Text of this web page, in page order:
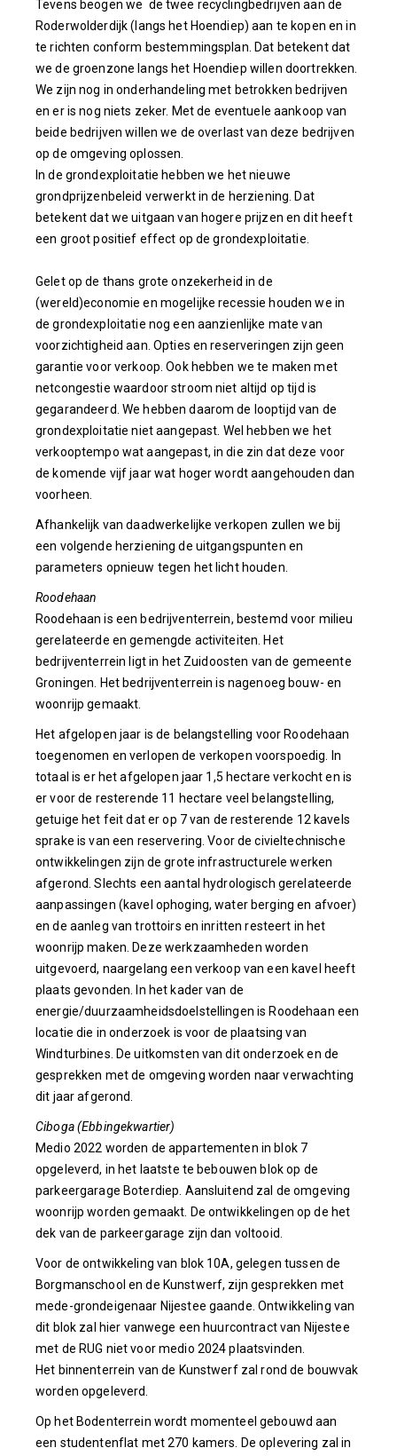
Tevens beogen we de twee recyclingbedrijven aan de
Roderwolderdijk (langs het Hoendiep) aan te kopen en in
te richten conform bestemmingsplan. Dat betekent dat
we de groenzone langs het Hoendiep willen doortrekken.
We zijn nog in onderhandeling met betrokken bedrijven
en er is nog niets zeker. Met de eventuele aankoop van
beide bedrijven willen we de overlast van deze bedrijven
op de omgeving oplossen.
In de grondexploitatie hebben we het nieuwe
grondprijzenbeleid verwerkt in de herziening. Dat
betekent dat we uitgaan van hogere prijzen en dit heeft
een groot positief effect op de grondexploitatie.
Gelet op de thans grote onzekerheid in de
(wereld)economie en mogelijke recessie houden we in
de grondexploitatie nog een aanzienlijke mate van
voorzichtigheid aan. Opties en reserveringen zijn geen
garantie voor verkoop. Ook hebben we te maken met
netcongestie waardoor stroom niet altijd op tijd is
gegarandeerd. We hebben daarom de looptijd van de
grondexploitatie niet aangepast. Wel hebben we het
verkooptempo wat aangepast, in die zin dat deze voor
de komende vijf jaar wat hoger wordt aangehouden dan
voorheen.
Afhankelijk van daadwerkelijke verkopen zullen we bij
een volgende herziening de uitgangspunten en
parameters opnieuw tegen het licht houden.
Roodehaan
Roodehaan is een bedrijventerrein, bestemd voor milieu
gerelateerde en gemengde activiteiten. Het
bedrijventerrein ligt in het Zuidoosten van de gemeente
Groningen. Het bedrijventerrein is nagenoeg bouw- en
woonrijp gemaakt.
Het afgelopen jaar is de belangstelling voor Roodehaan
toegenomen en verlopen de verkopen voorspoedig. In
totaal is er het afgelopen jaar 1,5 hectare verkocht en is
er voor de resterende 11 hectare veel belangstelling,
getuige het feit dat er op 7 van de resterende 12 kavels
sprake is van een reservering. Voor de civieltechnische
ontwikkelingen zijn de grote infrastructurele werken
afgerond. Slechts een aantal hydrologisch gerelateerde
aanpassingen (kavel ophoging, water berging en afvoer)
en de aanleg van trottoirs en inritten resteert in het
woonrijp maken. Deze werkzaamheden worden
uitgevoerd, naargelang een verkoop van een kavel heeft
plaats gevonden. In het kader van de
energie/duurzaamheidsdoelstellingen is Roodehaan een
locatie die in onderzoek is voor de plaatsing van
Windturbines. De uitkomsten van dit onderzoek en de
gesprekken met de omgeving worden naar verwachting
dit jaar afgerond.
Ciboga (Ebbingekwartier)
Medio 2022 worden de appartementen in blok 7
opgeleverd, in het laatste te bebouwen blok op de
parkeergarage Boterdiep. Aansluitend zal de omgeving
woonrijp worden gemaakt. De ontwikkelingen op de het
dek van de parkeergarage zijn dan voltooid.
Voor de ontwikkeling van blok 10A, gelegen tussen de
Borgmanschool en de Kunstwerf, zijn gesprekken met
mede-grondeigenaar Nijestee gaande. Ontwikkeling van
dit blok zal hier vanwege een huurcontract van Nijestee
met de RUG niet voor medio 2024 plaatsvinden.
Het binnenterrein van de Kunstwerf zal rond de bouwvak
worden opgeleverd.
Op het Bodenterrein wordt momenteel gebouwd aan
een studentenflat met 270 kamers. De oplevering zal in